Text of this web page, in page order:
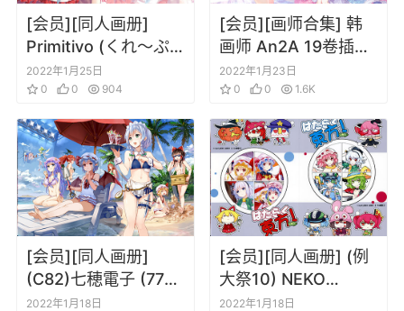
[会员][同人画册]
Primitivo (くれ～ぷ)
Sweets×SweetsPar
ty (東方Project)
2022年1月25日
0
0 904
[会员][画师合集] 韩
画师 An2A 19卷插画
合集
2022年1月23日
0
0 1.6K
[会员][同人画册]
(C82)七穂電子 (77gl)
サマーブリーズ (东方
2022年1月18日
[会员][同人画册] (例
大祭10) NEKO
WORKi 七穂電子
2022年1月18日